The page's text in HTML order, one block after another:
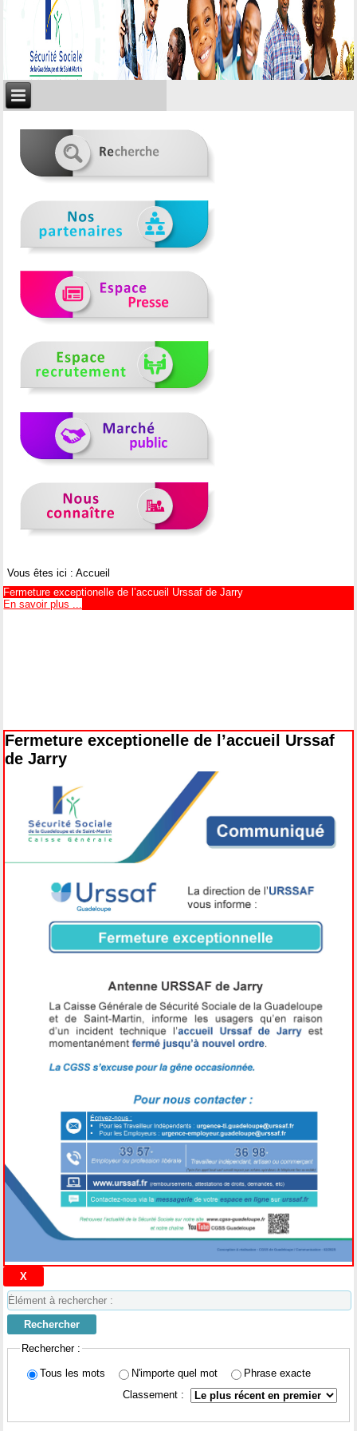
Vous êtes ici :Accueil
Fermeture exceptionelle de l’accueil Urssaf de Jarry
En savoir plus ...
Fermeture exceptionelle de l’accueil Urssaf
de Jarry
Élément
à
rechercher
:
Rechercher
Rechercher :
Tous les mots N'importe quel mot
Phrase exacte
Classement :